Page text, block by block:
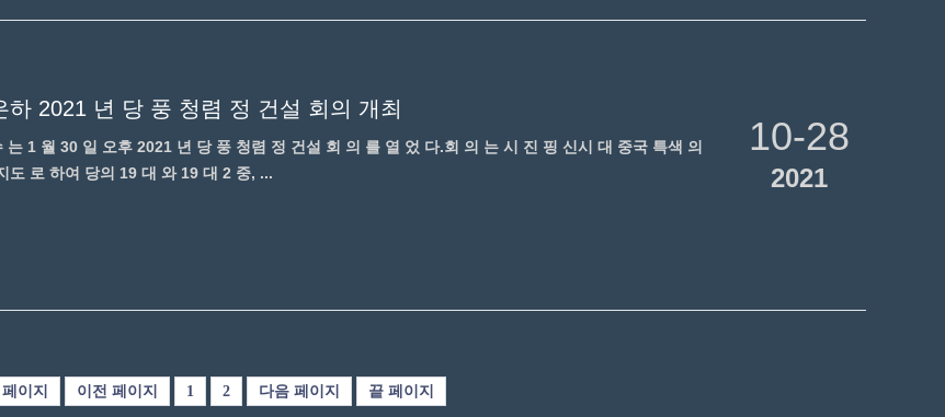
하 2021 년 당 풍 청렴 정 건설 회의 개최
는 1 월 30 일 오후 2021 년 당 풍 청렴 정 건설 회 의 를 열 었 다.회 의 는 시 진 핑 신시 대 중국 특색 의
도 로 하여 당의 19 대 와 19 대 2 중, ...
10-28
2021
이지 이전 페이지 1 2 다음 페이지 끝 페이지